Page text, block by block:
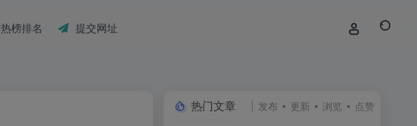
热榜排名 提交网址
热门文章 发布 更新 浏览 点赞